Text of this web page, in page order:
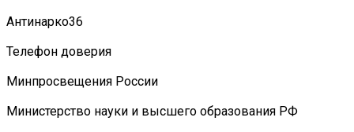
Антинарко36
Телефон доверия
Минпросвещения России
Министерство науки и высшего образования РФ